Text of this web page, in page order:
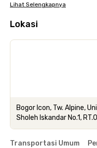
Lihat Selengkapnya
Lokasi
Bogor Icon, Tw. Alpine,
Sholeh Iskandar No.1,
Transportasi Umum